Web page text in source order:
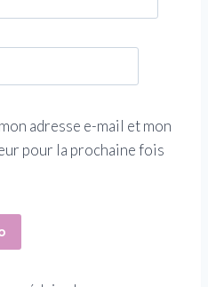
adresse e-mail et mon
pour la prochaine fois